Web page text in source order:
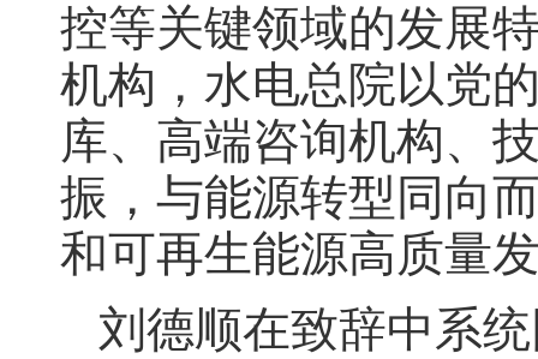
控等关键领域的发展
机构，水电总院以党
库、高端咨询机构、
振，与能源转型同向
和可再生能源高质量
刘德顺在致辞中系